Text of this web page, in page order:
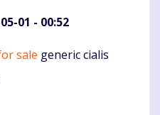
01 - 00:52
sale generic cialis